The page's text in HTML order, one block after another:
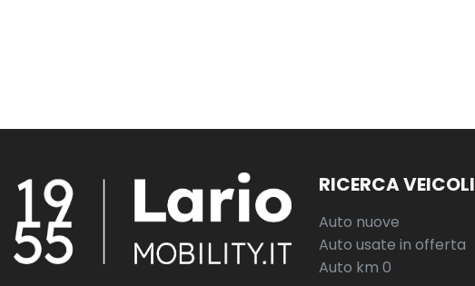
RICERCA VEICOLI
Auto nuove
Auto usate in offerta
Auto km 0